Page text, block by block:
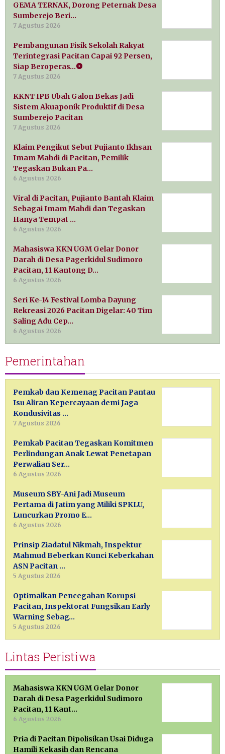
GEMA TERNAK, Dorong Peternak Desa
Sumberejo Beri…
7 Agustus 2026
Pembangunan Fisik Sekolah Rakyat
Terintegrasi Pacitan Capai 92 Persen,
Siap Beroperas…
7 Agustus 2026
KKNT IPB Ubah Galon Bekas Jadi
Sistem Akuaponik Produktif di Desa
Sumberejo Pacitan
7 Agustus 2026
Klaim Pengikut Sebut Pujianto Ikhsan
Imam Mahdi di Pacitan, Pemilik
Tegaskan Bukan Pa…
6 Agustus 2026
Viral di Pacitan, Pujianto Bantah Klaim
Sebagai Imam Mahdi dan Tegaskan
Hanya Tempat …
6 Agustus 2026
Mahasiswa KKN UGM Gelar Donor
Darah di Desa Pagerkidul Sudimoro
Pacitan, 11 Kantong D…
6 Agustus 2026
Seri Ke-14 Festival Lomba Dayung
Rekreasi 2026 Pacitan Digelar: 40 Tim
Saling Adu Cep…
6 Agustus 2026
Pemerintahan
Pemkab dan Kemenag Pacitan Pantau
Isu Aliran Kepercayaan demi Jaga
Kondusivitas …
7 Agustus 2026
Pemkab Pacitan Tegaskan Komitmen
Perlindungan Anak Lewat Penetapan
Perwalian Ser…
6 Agustus 2026
Museum SBY-Ani Jadi Museum
Pertama di Jatim yang Miliki SPKLU,
Luncurkan Promo E…
6 Agustus 2026
Prinsip Ziadatul Nikmah, Inspektur
Mahmud Beberkan Kunci Keberkahan
ASN Pacitan …
5 Agustus 2026
Optimalkan Pencegahan Korupsi
Pacitan, Inspektorat Fungsikan Early
Warning Sebag…
5 Agustus 2026
Lintas Peristiwa
Mahasiswa KKN UGM Gelar Donor
Darah di Desa Pagerkidul Sudimoro
Pacitan, 11 Kant…
6 Agustus 2026
Pria di Pacitan Dipolisikan Usai Diduga
Hamili Kekasih dan Rencana